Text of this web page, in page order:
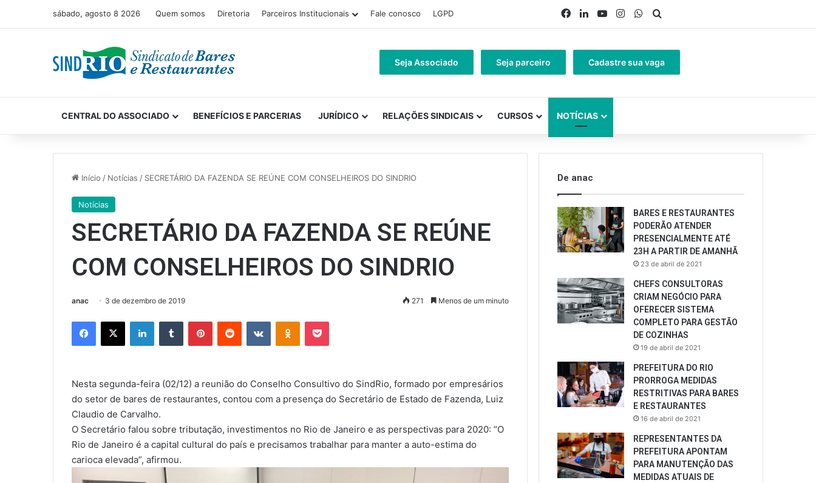
sábado, agosto 8 2026 Quem somos Diretoria Parceiros Institucionais Fale conosco LGPD Facebook
LinkedinYouTubeInstagramWhatsApp
Seja Associado Seja parceiro Cadastre sua vaga
CENTRAL DO ASSOCIADO BENEFÍCIOS E PARCERIAS JURÍDICO RELAÇÕES SINDICAIS CURSOS NOTÍCIAS
Início / Notícias / SECRETÁRIO DA FAZENDA SE REÚNE COM CONSELHEIROS DO SINDRIO
Notícias
SECRETÁRIO DA FAZENDA SE REÚNE
COM CONSELHEIROS DO SINDRIO
anac 3 de dezembro de 2019 271 Menos de um minuto
Facebook
X LinkedinTumblr PinterestReddit VK OK Pocket
Nesta segunda-feira (02/12) a reunião do Conselho Consultivo do SindRio, formado por empresários
do setor de bares de restaurantes, contou com a presença do Secretário de Estado de Fazenda, Luiz
Claudio de Carvalho.
O Secretário falou sobre tributação, investimentos no Rio de Janeiro e as perspectivas para 2020: “O
Rio de Janeiro é a capital cultural do país e precisamos trabalhar para manter a auto-estima do
carioca elevada”, afirmou.
De anac
BARES E RESTAURANTES
PODERÃO ATENDER
PRESENCIALMENTE ATÉ
23H A PARTIR DE AMANHÃ
23 de abril de 2021
CHEFS CONSULTORAS
CRIAM NEGÓCIO PARA
OFERECER SISTEMA
COMPLETO PARA GESTÃO
DE COZINHAS
19 de abril de 2021
PREFEITURA DO RIO
PRORROGA MEDIDAS
RESTRITIVAS PARA BARES
E RESTAURANTES
16 de abril de 2021
REPRESENTANTES DA
PREFEITURA APONTAM
PARA MANUTENÇÃO DAS
MEDIDAS ATUAIS DE